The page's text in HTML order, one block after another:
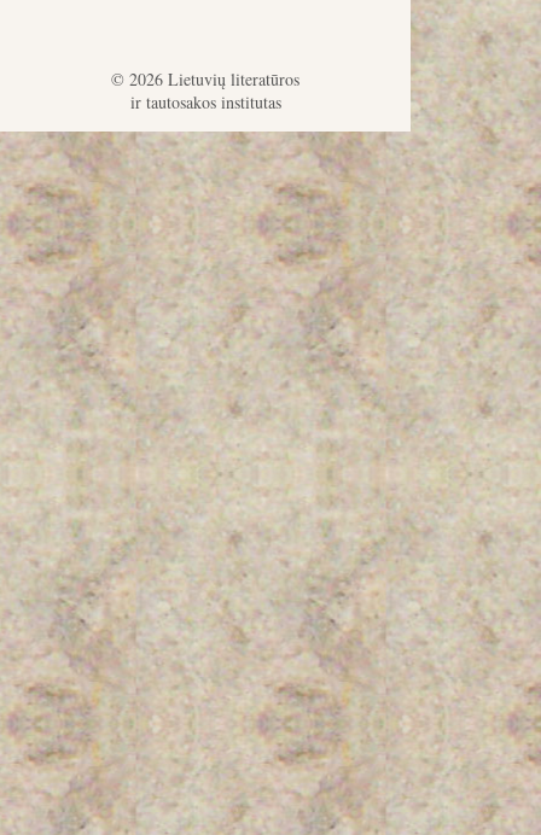
© 2026 Lietuvių literatūros
ir tautosakos institutas